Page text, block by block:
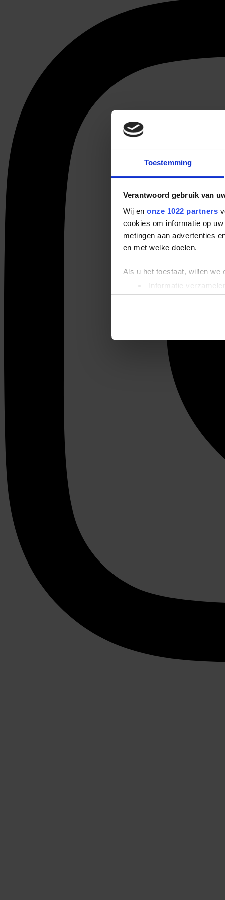
Toestemming
Verantwoord gebruik van
Wij en onze 1022 partners
cookies om informatie op
metingen aan advertenties
en met welke doelen.
Als u het toestaat, willen we
Informatie
Uw apparaat
Lees meer over hoe uw
We gebruiken cookies om
websiteverkeer te
media, adverteren en
verstrekt of die ze hebben